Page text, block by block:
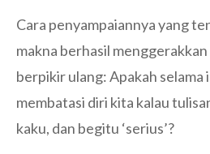
Cara penyampaiannya yang
makna berhasil
berpikir ulang: Apakah selama
membatasi diri kita kalau
kaku, dan begitu ‘serius’?